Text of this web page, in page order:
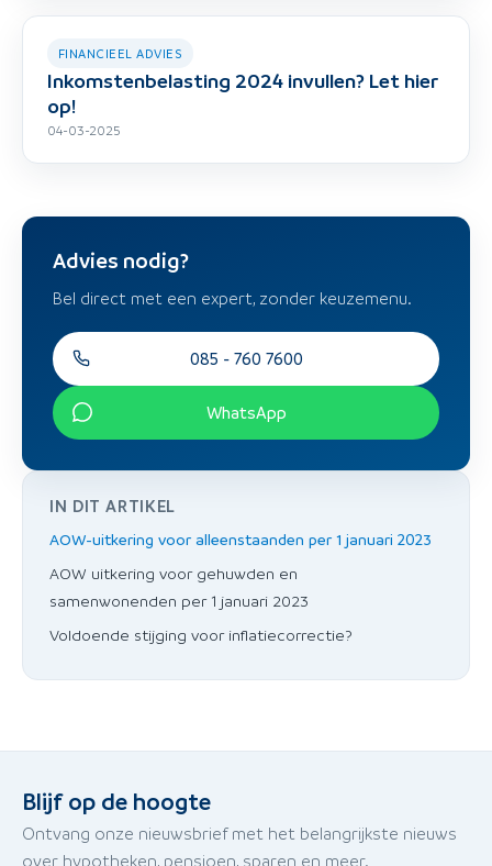
FINANCIEEL ADVIES
Inkomstenbelasting 2024 invullen? Let hier
op!
04-03-2025
IN DIT ARTIKEL
AOW-uitkering voor alleenstaanden per 1 januari 2023
AOW uitkering voor gehuwden en
samenwonenden per 1 januari 2023
Voldoende stijging voor inflatiecorrectie?
Advies nodig?
Bel direct met een expert, zonder keuzemenu.
085 - 760 7600
WhatsApp
Blijf op de hoogte
Ontvang onze nieuwsbrief met het belangrijkste nieuws
over hypotheken, pensioen, sparen en meer.